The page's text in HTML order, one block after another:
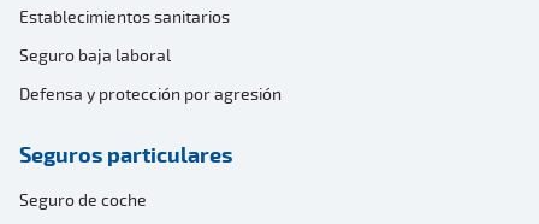
Establecimientos sanitarios
Seguro baja laboral
Defensa y protección por agresión
Seguros particulares
Seguro de coche